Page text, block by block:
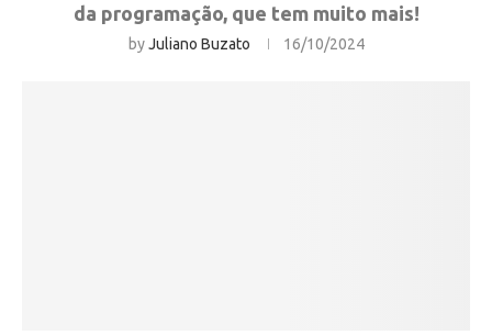
da programação, que tem muito mais!
byJuliano Buzato 16/10/2024